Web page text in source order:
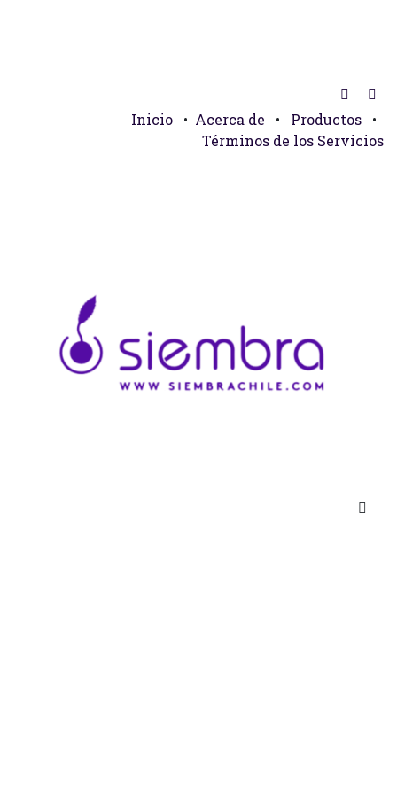
Inicio • Acerca de • Productos
•
Términos de los Servicios